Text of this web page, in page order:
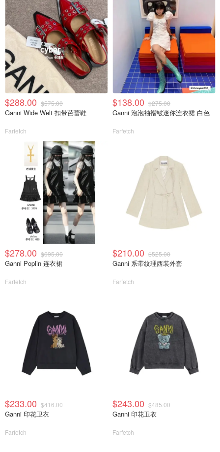
$288.00 $575.00
Ganni Wide Welt 扣带芭蕾鞋
Farfetch
$138.00 $275.00
Ganni 泡泡袖褶皱迷你连衣裙 白色
Farfetch
$278.00 $695.00
Ganni Poplin 连衣裙
Farfetch
$210.00 $525.00
Ganni 系带纹理西装外套
Farfetch
$233.00 $416.00
Ganni 印花卫衣
Farfetch
$243.00 $485.00
Ganni 印花卫衣
Farfetch